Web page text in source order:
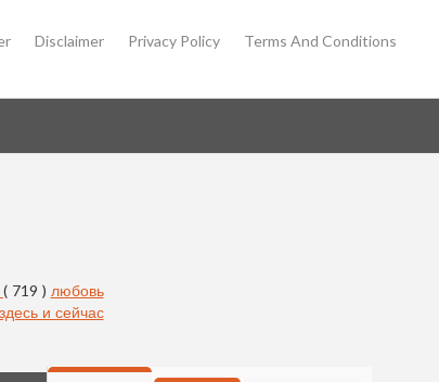
Disclaimer Privacy Policy Terms And Conditions
( 719 ) любовь
здесь и сейчас